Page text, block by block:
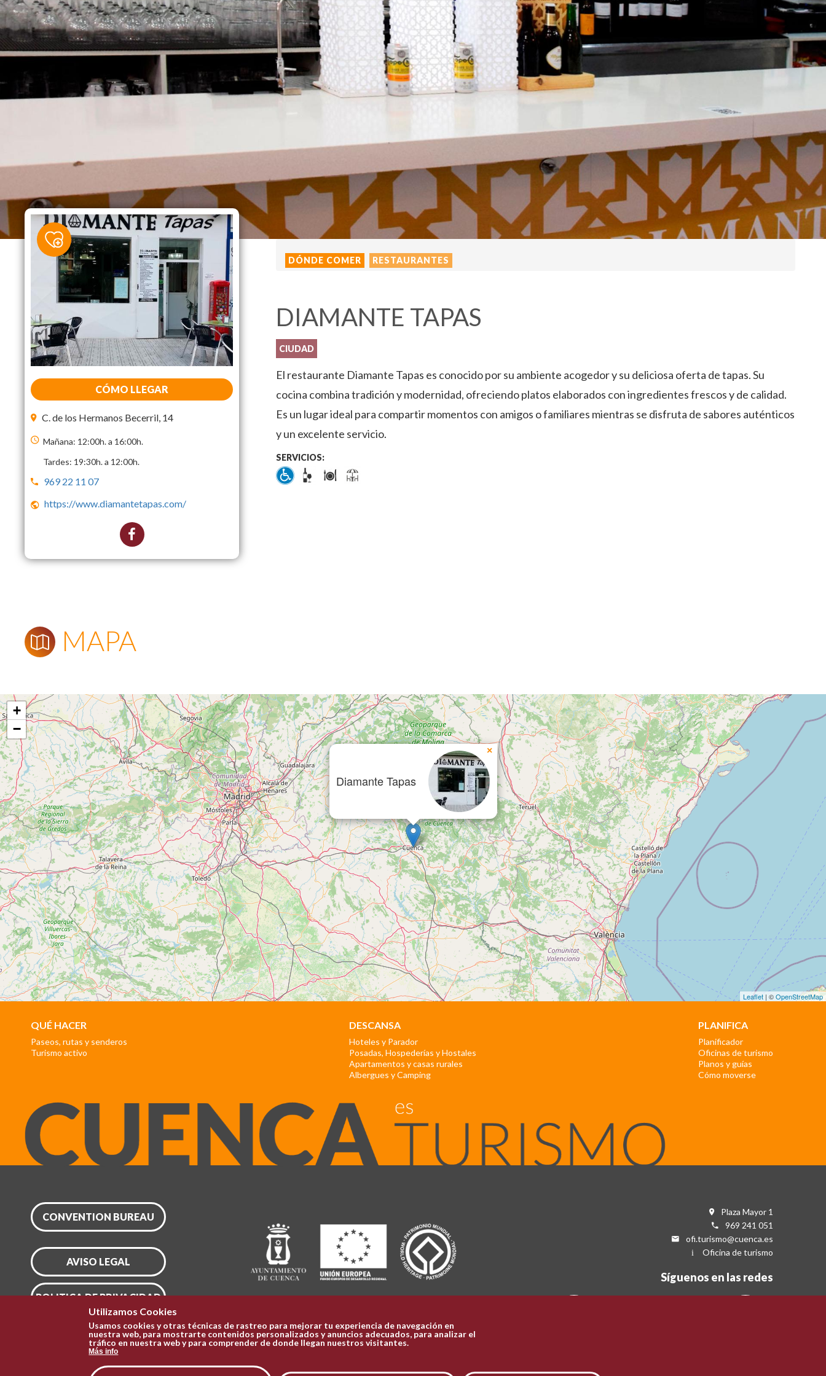
CÓMO LLEGAR
C. de los Hermanos Becerril, 14
Mañana: 12:00h. a 16:00h.
Tardes: 19:30h. a 12:00h.
969 22 11 07
https://www.diamantetapas.com/
DÓNDE COMER RESTAURANTES
DIAMANTE TAPAS
CIUDAD
El restaurante Diamante Tapas es conocido por su ambiente acogedor y su deliciosa oferta de tapas. Su
cocina combina tradición y modernidad, ofreciendo platos elaborados con ingredientes frescos y de calidad.
Es un lugar ideal para compartir momentos con amigos o familiares mientras se disfruta de sabores auténticos
y un excelente servicio.
SERVICIOS:
MAPA
Diamante Tapas
×
+
−
Leaflet | ©OpenStreetMap
QUÉ HACER
Paseos, rutas y senderos
Turismo activo
DESCANSA
Hoteles y Parador
Posadas, Hospederías y Hostales
Apartamentos y casas rurales
Albergues y Camping
PLANIFICA
Planificador
Oficinas de turismo
Planos y guías
Cómo moverse
CONVENTION BUREAU
AVISO LEGAL
POLITICA DE PRIVACIDAD
CONFIGURAR COOKIES
Plaza Mayor 1
969 241 051
ofi.turismo@cuenca.es
Oficina de turismo
Síguenos en las redes
Utilizamos Cookies
Usamos cookies y otras técnicas de rastreo para mejorar tu experiencia de navegación en
nuestra web, para mostrarte contenidos personalizados y anuncios adecuados, para analizar el
tráfico en nuestra web y para comprender de donde llegan nuestros visitantes.
Más info